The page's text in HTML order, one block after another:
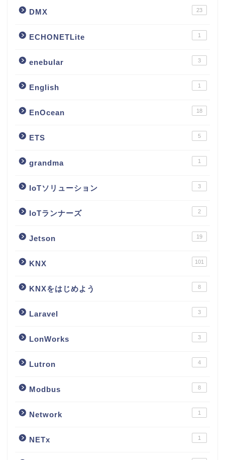
DMX 23
ECHONETLite 1
enebular 3
English 1
EnOcean 18
ETS 5
grandma 1
IoTソリューション 3
IoTランナーズ 2
Jetson 19
KNX 101
KNXをはじめよう 8
Laravel 3
LonWorks 3
Lutron 4
Modbus 8
Network 1
NETx 1